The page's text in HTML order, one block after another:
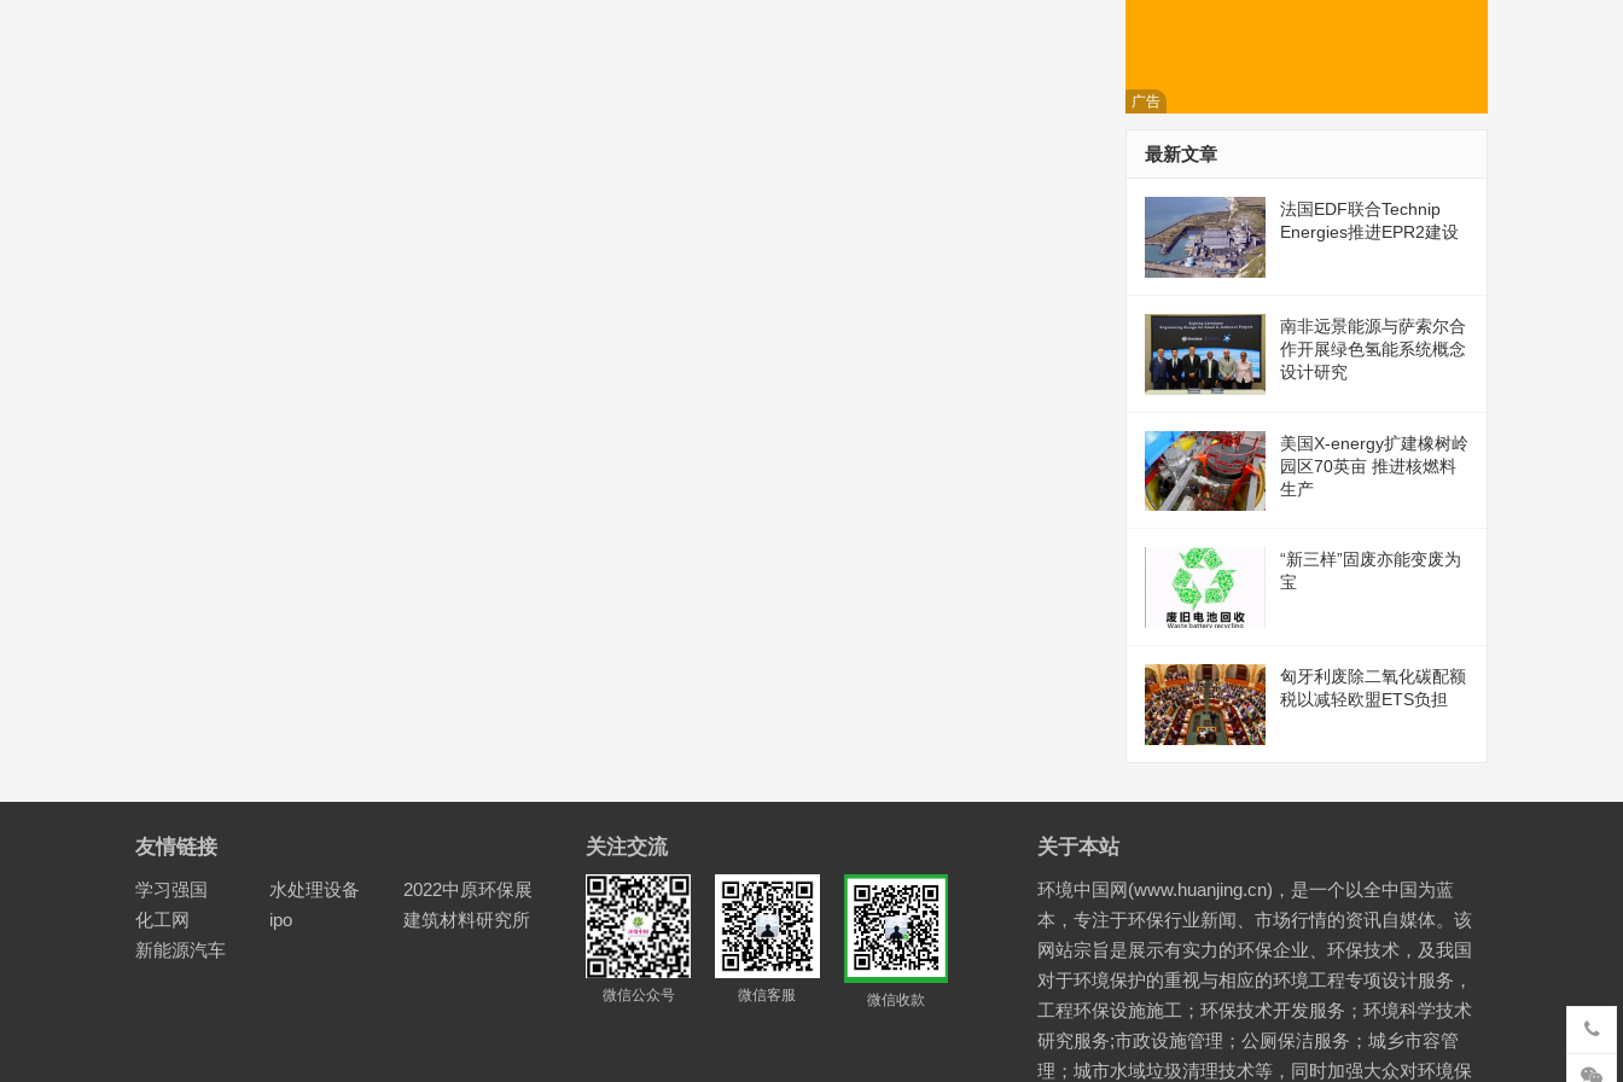
广告
最新文章
法国EDF联合Technip
Energies推进EPR2建设
南非远景能源与萨索尔合
作开展绿色氢能系统概念
设计研究
美国X-energy扩建橡树岭
园区70英亩 推进核燃料
生产
“新三样”固废亦能变废为
宝
匈牙利废除二氧化碳配额
税以减轻欧盟ETS负担
友情链接
学习强国 水处理设备
2022中原环保展
化工网
ipo
建筑材料研究所
新能源汽车
关注交流
微信公众号 微信客服 微信收款
关于本站
环境中国网(www.huanjing.cn)，是一个以全中国为蓝
本，专注于环保行业新闻、市场行情的资讯自媒体。该
网站宗旨是展示有实力的环保企业、环保技术，及我国
对于环境保护的重视与相应的环境工程专项设计服务，
工程环保设施施工；环保技术开发服务；环境科学技术
研究服务;市政设施管理；公厕保洁服务；城乡市容管
理；城市水域垃圾清理技术等，同时加强大众对环境保